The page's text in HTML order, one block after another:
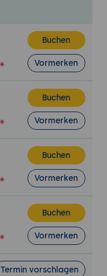
Buchen
Vormerken
Buchen
Vormerken
Buchen
Vormerken
Buchen
Vormerken
Termin vorschlagen